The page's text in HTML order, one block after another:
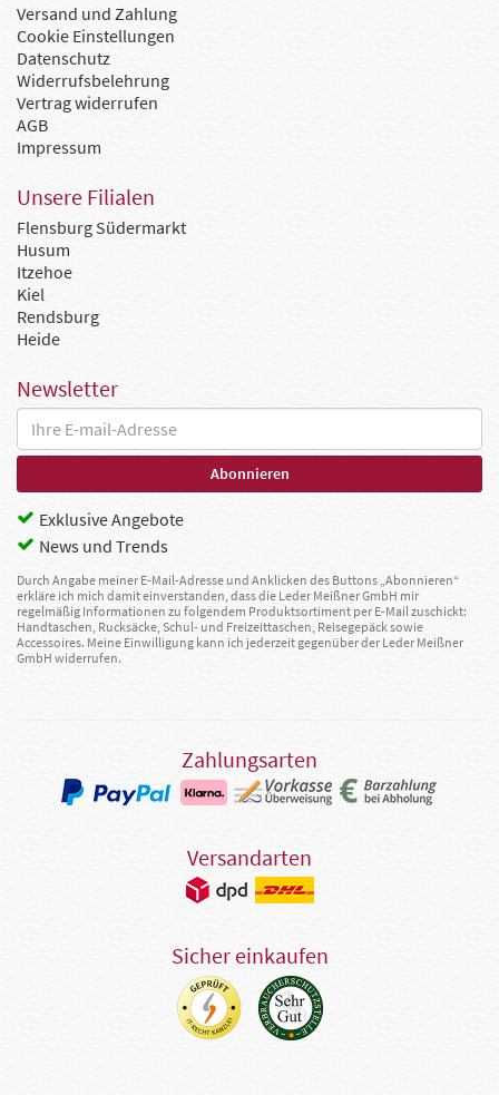
Versand und Zahlung
Cookie Einstellungen
Datenschutz
Widerrufsbelehrung
Vertrag widerrufen
AGB
Impressum
Unsere Filialen
Flensburg Südermarkt
Husum
Itzehoe
Kiel
Rendsburg
Heide
Newsletter
Exklusive Angebote
News und Trends
Durch Angabe meiner E-Mail-Adresse und Anklicken des Buttons „Abonnieren“
erkläre ich mich damit einverstanden, dass die Leder Meißner GmbH mir
regelmäßig Informationen zu folgendem Produktsortiment per E-Mail zuschickt:
Handtaschen, Rucksäcke, Schul- und Freizeittaschen, Reisegepäck sowie
Accessoires. Meine Einwilligung kann ich jederzeit gegenüber der Leder Meißner
GmbH widerrufen.
Zahlungsarten
Versandarten
Sicher einkaufen